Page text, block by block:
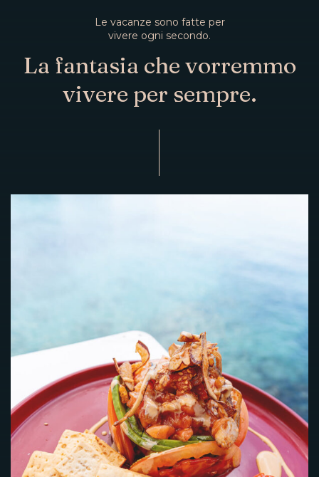
Le vacanze sono fatte per
vivere ogni secondo.
La fantasia che vorremmo
vivere per sempre.